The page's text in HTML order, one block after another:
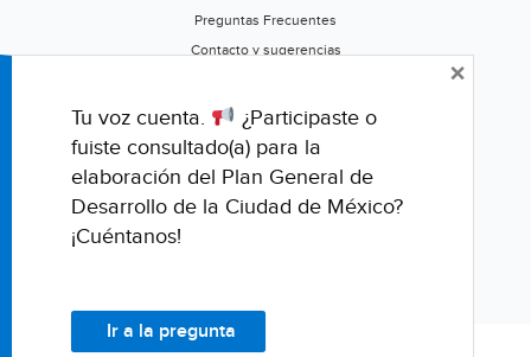
Preguntas Frecuentes
Contacto y sugerencias
Califica este portal
Tu voz cuenta.
¿Participaste o
fuiste consultado(a) para la
elaboración del Plan General de
Desarrollo de la Ciudad de México?
¡Cuéntanos!
Ir a la pregunta
×